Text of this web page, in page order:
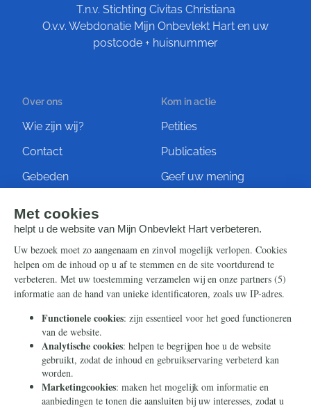
T.n.v. Stichting Civitas Christiana
O.v.v. Webdonatie Mijn Onbevlekt Hart en uw
postcode + huisnummer
Over ons
Wie zijn wij?
Contact
Gebeden
Kom in actie
Petities
Publicaties
Geef uw mening
Steun ons
Nieuwsbrief
Eenmalig
Maandelijks
Periodiek
Nalaten
Zelf overschrijven
Info
Contact
Ontvang onze Telegram-
berichten